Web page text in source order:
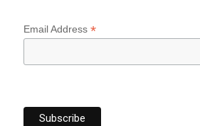
Email Address*